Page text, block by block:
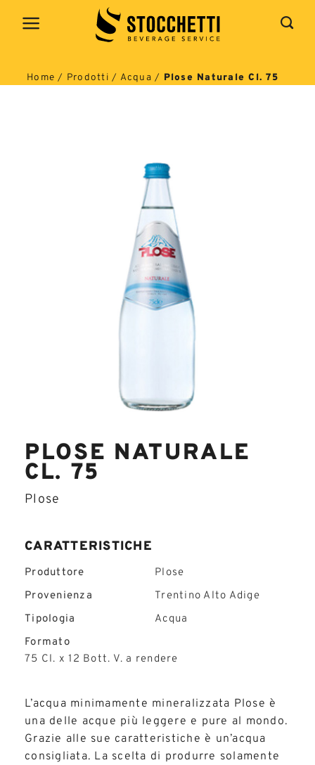
Home / Prodotti / Acqua / Plose Naturale Cl. 75
PLOSE NATURALE
CL. 75
Plose
CARATTERISTICHE
Produttore
Plose
Provenienza
Trentino Alto Adige
Tipologia
Acqua
Formato
75 Cl. x 12 Bott. V. a rendere
L’acqua minimamente mineralizzata Plose è
una delle acque più leggere e pure al mondo.
Grazie alle sue caratteristiche è un’acqua
consigliata. La scelta di produrre solamente